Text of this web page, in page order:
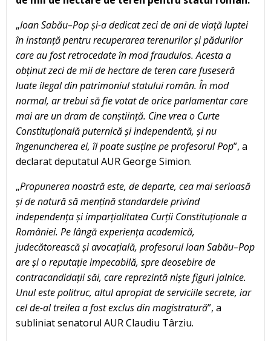
„Ioan Sabău–Pop și-a dedicat zeci de ani de viață luptei
în instanță pentru recuperarea terenurilor și pădurilor
care au fost retrocedate în mod fraudulos. Acesta a
obținut zeci de mii de hectare de teren care fuseseră
luate ilegal din patrimoniul statului român. În mod
normal, ar trebui să fie votat de orice parlamentar care
mai are un dram de conștiință. Cine vrea o Curte
Constituțională puternică și independentă, și nu
îngenuncherea ei, îl poate susține pe profesorul Pop”, a
declarat deputatul AUR George Simion.
„Propunerea noastră este, de departe, cea mai serioasă
și de natură să mențină standardele privind
independența și imparțialitatea Curții Constituționale a
României. Pe lângă experiența academică,
judecătorească și avocațială, profesorul Ioan Sabău–Pop
are și o reputație impecabilă, spre deosebire de
contracandidații săi, care reprezintă niște figuri jalnice.
Unul este politruc, altul apropiat de serviciile secrete, iar
cel de-al treilea a fost exclus din magistratură”, a
subliniat senatorul AUR Claudiu Târziu.